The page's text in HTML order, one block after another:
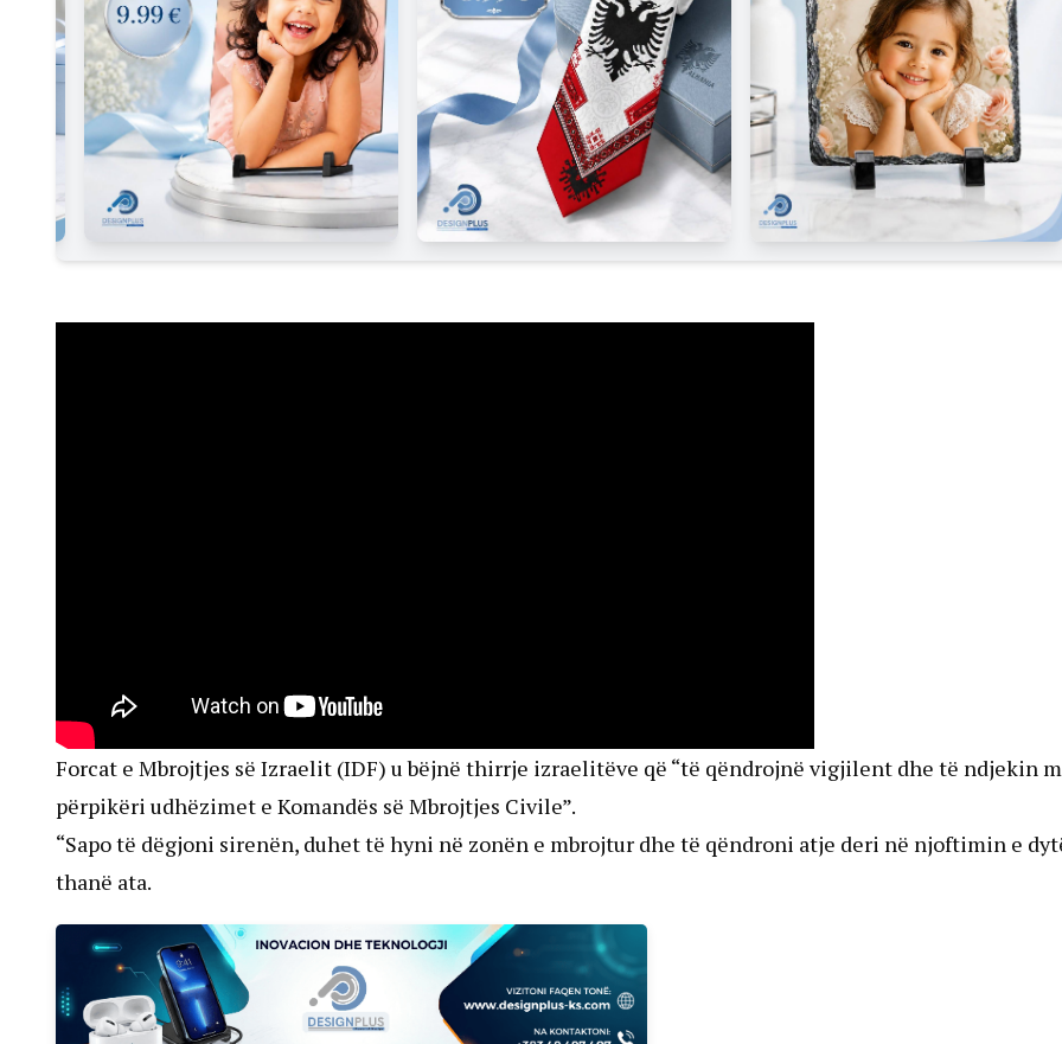
Forcat e Mbrojtjes së Izraelit (IDF) u bëjnë thirrje izraelitëve që “të qëndrojnë vigjilent dhe të ndjekin
përpikëri udhëzimet e Komandës së Mbrojtjes Civile”.
“Sapo të dëgjoni sirenën, duhet të hyni në zonën e mbrojtur dhe të qëndroni atje deri në njoftimin e
thanë ata.